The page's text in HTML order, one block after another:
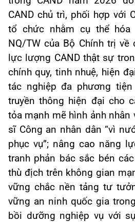
CAND chủ trì, phối hợp với
tổ chức nhằm cụ thể hóa
NQ/TW của Bộ Chính trị về
lực lượng CAND thật sự
chính quy, tinh nhuệ, hiện
tác nghiệp đa phương
truyền thông hiện đại cho
tỏa mạnh mẽ hình ảnh nhân
sĩ Công an nhân dân “vì
phục vụ”; nâng cao năng
tranh phản bác sắc bén
thù địch trên không gian
vững chắc nền tảng tư
vững an ninh quốc gia
bồi dưỡng nghiệp vụ với